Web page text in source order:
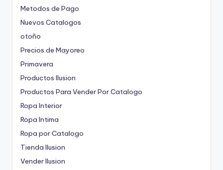
Metodos de Pago
Nuevos Catalogos
otoño
Precios de Mayoreo
Primavera
Productos Ilusion
Productos Para Vender Por Catalogo
Ropa Interior
Ropa Intima
Ropa por Catalogo
Tienda Ilusion
Vender Ilusion